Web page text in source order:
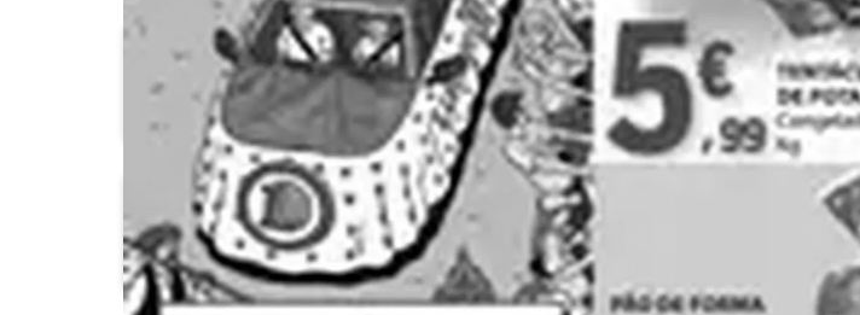
Aldi Amanhecer Auchan
Intermarché Lidl